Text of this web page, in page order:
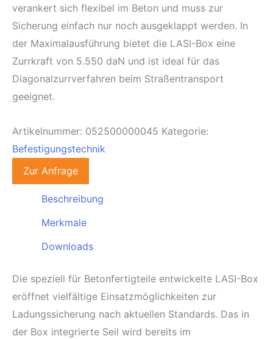
verankert sich flexibel im Beton und muss zur
Sicherung einfach nur noch ausgeklappt werden. In
der Maximalausführung bietet die LASI-Box eine
Zurrkraft von 5.550 daN und ist ideal für das
Diagonalzurrverfahren beim Straßentransport
geeignet.
Artikelnummer: 052500000045 Kategorie:
Befestigungstechnik
Zur Anfrage
Beschreibung
Merkmale
Downloads
Die speziell für Betonfertigteile entwickelte LASI-Box
eröffnet vielfältige Einsatzmöglichkeiten zur
Ladungssicherung nach aktuellen Standards. Das in
der Box integrierte Seil wird bereits im